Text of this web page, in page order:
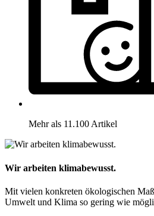
Mehr als 11.100 Artikel
Wir arbeiten klimabewusst.
Mit vielen konkreten ökologischen
Umwelt und Klima so gering wie